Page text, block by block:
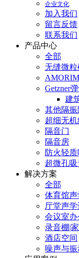
企业文化
加入我们
留言反馈
联系我们
产品中心
全部
无缝微粒
Getzner
建
其他隔
超细无
隔音门
隔音房
防火轻
超微孔吸
解决方案
全部
体育馆
厅堂声
会议室办
录音棚|
酒店空间
噪声与振